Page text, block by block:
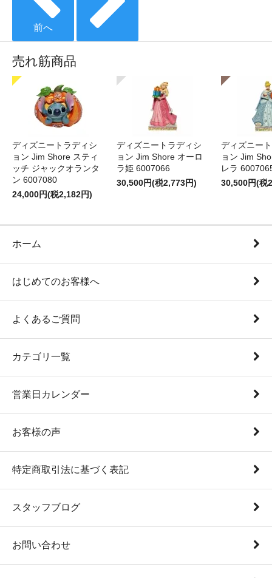
前へ
売れ筋商品
ディズニートラディシ
ョン Jim Shore スティ
ッチ ジャックオランタ
ン 6007080
24,000円(税2,182円)
ディズニートラディシ
ョン Jim Shore オーロ
ラ姫 6007066
30,500円(税2,773円)
ディズニー
ョン Jim
レラ
30,500円(税
ホーム
はじめてのお客様へ
よくあるご質問
カテゴリ一覧
営業日カレンダー
お客様の声
特定商取引法に基づく表記
スタッフブログ
お問い合わせ